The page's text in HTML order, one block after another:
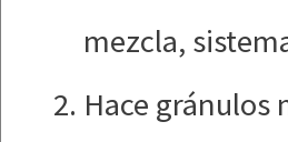
mezcla,
Hace gránulos